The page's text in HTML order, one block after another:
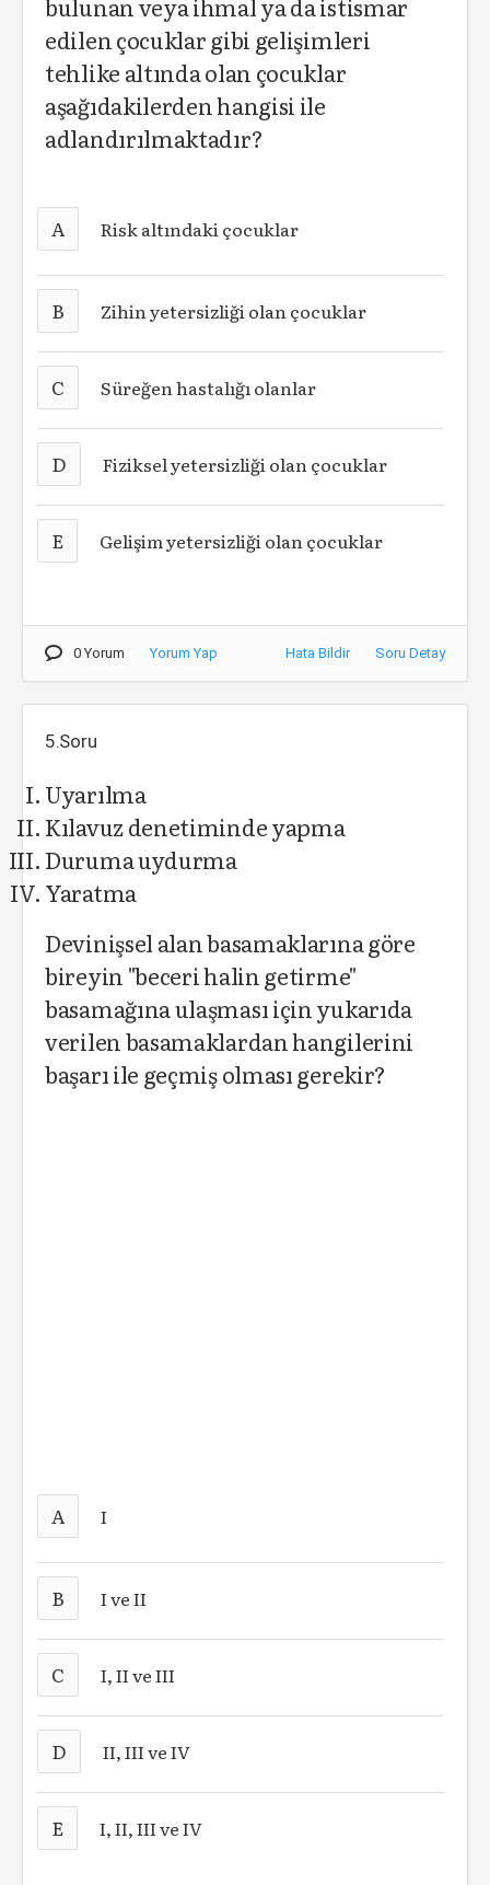
edilen çocuklar gibi gelişimleri
tehlike altında olan çocuklar
aşağıdakilerden hangisi ile
adlandırılmaktadır?
A Risk altındaki çocuklar
B Zihin yetersizliği olan çocuklar
C Süreğen hastalığı olanlar
D Fiziksel yetersizliği olan çocuklar
E Gelişim yetersizliği olan çocuklar
0 Yorum Yorum Yap Hata Bildir Soru Detay
5.Soru
Uyarılma
Kılavuz denetiminde yapma
Duruma uydurma
Yaratma
Devinişsel alan basamaklarına göre
bireyin "beceri halin getirme"
basamağına ulaşması için yukarıda
verilen basamaklardan hangilerini
başarı ile geçmiş olması gerekir?
A I
B I ve II
C I, II ve III
D II, III ve IV
E I, II, III ve IV